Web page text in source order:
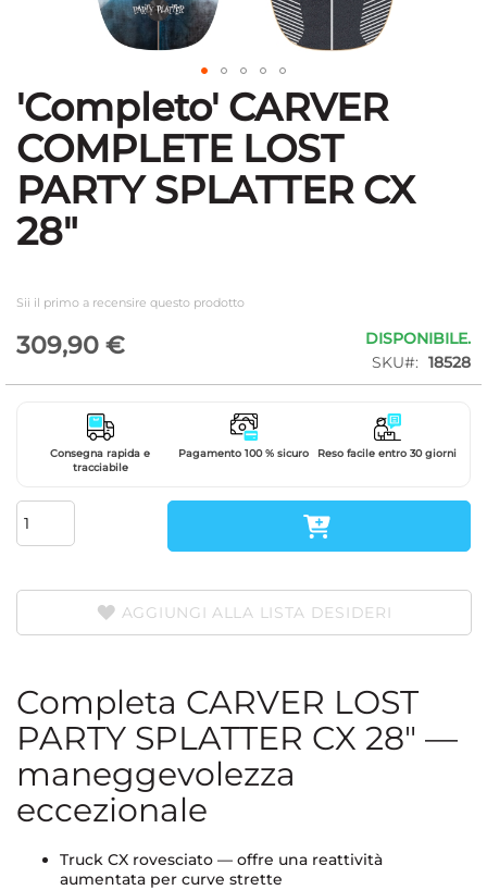
Vai
all'inizio
della
galleria
di
immagini
'Completo' CARVER
COMPLETE LOST
PARTY SPLATTER CX
28"
Sii il primo a recensire questo prodotto
309,90 €
DISPONIBILE.
SKU
18528
Consegna rapida e
tracciabile
Pagamento 100 % sicuro Reso facile entro 30 giorni
AGGIUNGI ALLA LISTA DESIDERI
Completa CARVER LOST
PARTY SPLATTER CX 28" —
maneggevolezza
eccezionale
Truck CX rovesciato — offre una reattività
aumentata per curve strette